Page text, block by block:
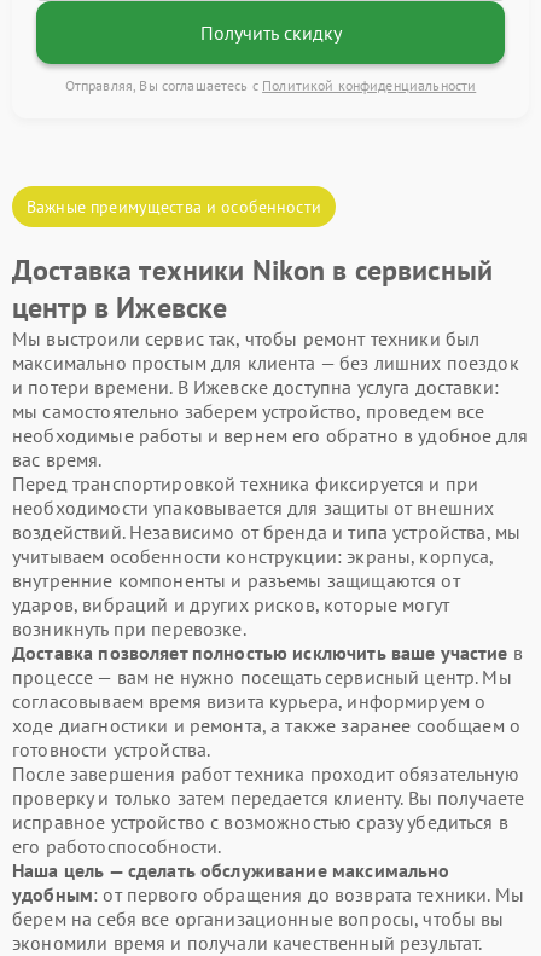
Получить скидку
Отправляя, Вы соглашаетесь с Политикой конфиденциальности
Важные преимущества и особенности
Доставка техники Nikon в сервисный
центр в Ижевске
Мы выстроили сервис так, чтобы ремонт техники был
максимально простым для клиента — без лишних поездок
и потери времени. В Ижевске доступна услуга доставки:
мы самостоятельно заберем устройство, проведем все
необходимые работы и вернем его обратно в удобное для
вас время.
Перед транспортировкой техника фиксируется и при
необходимости упаковывается для защиты от внешних
воздействий. Независимо от бренда и типа устройства, мы
учитываем особенности конструкции: экраны, корпуса,
внутренние компоненты и разъемы защищаются от
ударов, вибраций и других рисков, которые могут
возникнуть при перевозке.
Доставка позволяет полностью исключить ваше участие в
процессе — вам не нужно посещать сервисный центр. Мы
согласовываем время визита курьера, информируем о
ходе диагностики и ремонта, а также заранее сообщаем о
готовности устройства.
После завершения работ техника проходит обязательную
проверку и только затем передается клиенту. Вы получаете
исправное устройство с возможностью сразу убедиться в
его работоспособности.
Наша цель — сделать обслуживание максимально
удобным: от первого обращения до возврата техники. Мы
берем на себя все организационные вопросы, чтобы вы
экономили время и получали качественный результат.